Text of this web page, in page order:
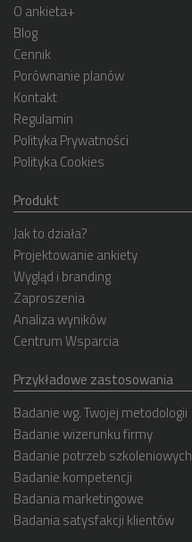
O ankieta+
Blog
Cennik
Porównanie planów
Kontakt
Regulamin
Polityka Prywatności
Polityka Cookies
Produkt
Jak to działa?
Projektowanie ankiety
Wygląd i branding
Zaproszenia
Analiza wyników
Centrum Wsparcia
Przykładowe zastosowania
Badanie wg. Twojej metodologii
Badanie wizerunku firmy
Badanie potrzeb szkoleniowych
Badanie kompetencji
Badania marketingowe
Badania satysfakcji klientów